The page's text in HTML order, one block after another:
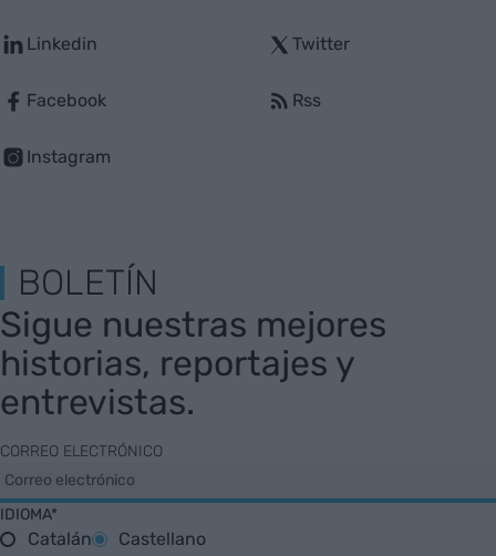
Linkedin
Facebook
Instagram
Twitter
Rss
BOLETÍN
Sigue nuestras mejores
historias, reportajes y
entrevistas.
CORREO ELECTRÓNICO
IDIOMA*
Catalán
Castellano